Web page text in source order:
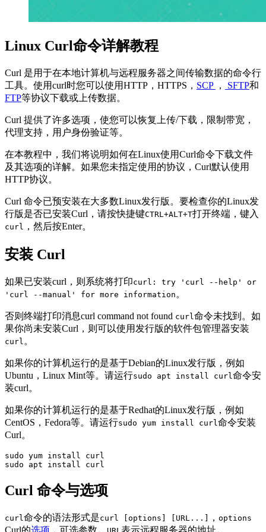
Linux Curl命令详解教程
Curl 是用于在本地计算机与远程服务器之间传输数据的命令行
工具。使用curl时您可以使用HTTP，HTTPS， SCP ， SFTP和
FTP等协议下载或上传数据。
Curl 提供了许多选项，使您可以恢复上传/下载，限制带宽，
代理支持，用户身份验证等。
在本教程中，我们将说明如何在Linux使用Curl命令下载文件
及其选项的详解。如果您未指定使用的协议，Curl默认使用
HTTP协议。
Curl 命令已预安装在大多数Linux发行版。要检查你的Linux发
行版是否已安装Curl，请按快捷键CTRL+ALT+T打开终端，键入
curl ，然后按Enter。
安装 Curl
如果已安装curl，则系统将打印curl: try 'curl --help' or
'curl --manual' for more information 。
否则终端打印消息curl command not found curl 命令未找到。如
果你尚未安装Curl，则可以使用发行版的软件包管理器安装
curl 。
如果你的计算机运行的是基于Debian的Linux发行版，例如
Ubuntu，Linux Mint等。请运行sudo apt install curl 命令安
装curl。
如果你的计算机运行的是基于Redhat的Linux发行版，例如
CentOS，Fedora等。请运行sudo yum install curl 命令安装
Curl。
sudo yum install curl
sudo apt install curl
Curl 命令与选项
curl 命令的语法形式是curl [options] [URL...] ， options
Curl的选项 ，可选参数。 表示远程服务器的地址。